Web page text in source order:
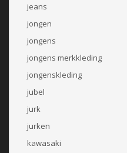
jeans
jongen
jongens
jongens merkkleding
jongenskleding
jubel
jurk
jurken
kawasaki